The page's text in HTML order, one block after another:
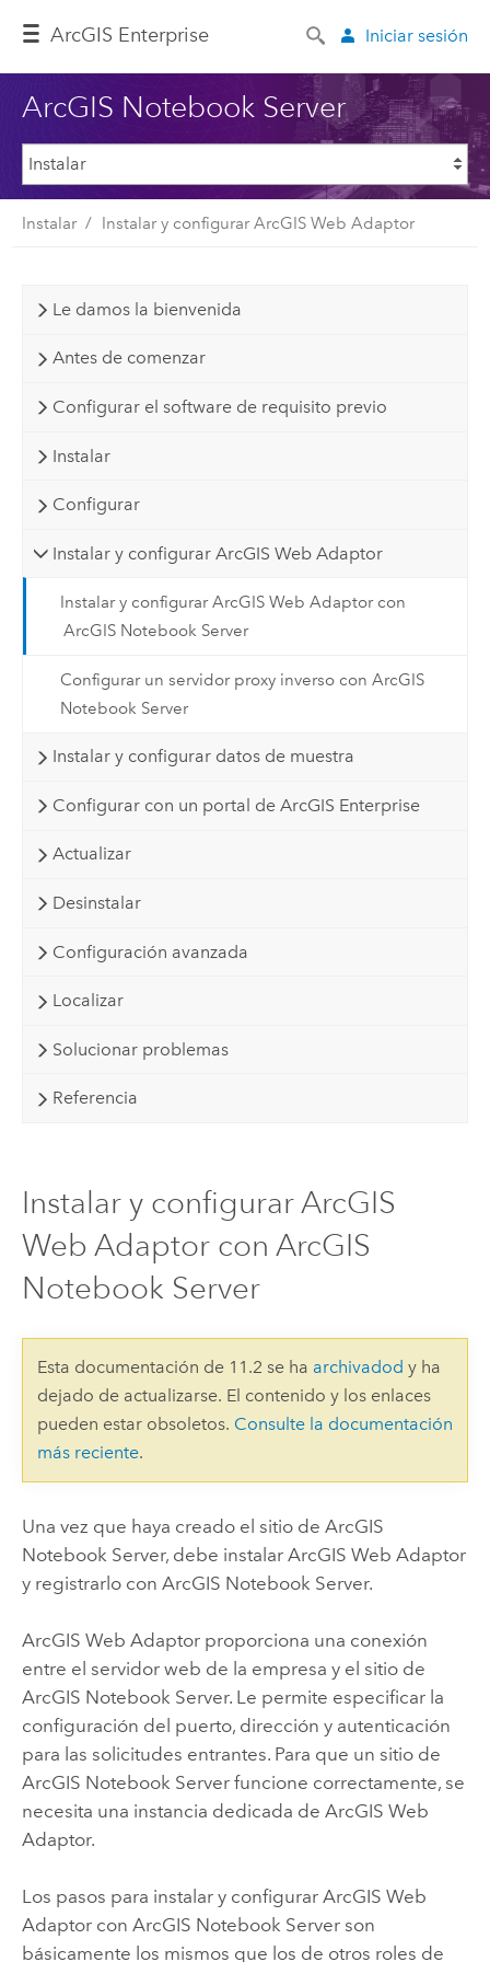
ArcGIS Enterprise Iniciar sesión
ArcGIS Notebook Server
Instalar Instalar y configurar ArcGIS Web Adaptor
Le damos la bienvenida
Antes de comenzar
Configurar el software de requisito previo
Instalar
Configurar
Instalar y configurar ArcGIS Web Adaptor
Instalar y configurar ArcGIS Web Adaptor con
ArcGIS Notebook Server
Configurar un servidor proxy inverso con ArcGIS
Notebook Server
Instalar y configurar datos de muestra
Configurar con un portal de ArcGIS Enterprise
Actualizar
Desinstalar
Configuración avanzada
Localizar
Solucionar problemas
Referencia
Instalar y configurar ArcGIS
Web Adaptor con ArcGIS
Notebook Server
Esta documentación de 11.2 se ha archivadod y ha
dejado de actualizarse. El contenido y los enlaces
pueden estar obsoletos. Consulte la documentación
más reciente.
Una vez que haya creado el sitio de ArcGIS
Notebook Server, debe instalar ArcGIS Web Adaptor
y registrarlo con ArcGIS Notebook Server.
ArcGIS Web Adaptorproporciona una conexión
entre el servidor web de la empresa y el sitio de
ArcGIS Notebook Server. Le permite especificar la
configuración del puerto, dirección y autenticación
para las solicitudes entrantes. Para que un sitio de
ArcGIS Notebook Serverfuncione correctamente, se
necesita una instancia dedicada de ArcGIS Web
Adaptor.
Los pasos para instalar y configurar ArcGIS Web
Adaptorcon ArcGIS Notebook Serverson
básicamente los mismos que los de otros roles de